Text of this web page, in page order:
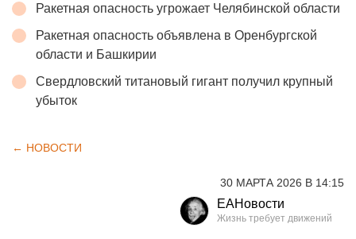
Ракетная опасность угрожает Челябинской области
Ракетная опасность объявлена в Оренбургской
области и Башкирии
Свердловский титановый гигант получил крупный
убыток
← НОВОСТИ
30 МАРТА 2026 В 14:15
ЕАНовости